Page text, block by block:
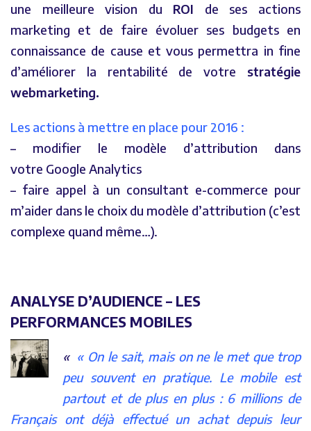
une meilleure vision du ROI de ses actions
marketing et de faire évoluer ses budgets en
connaissance de cause et vous permettra in fine
d’améliorer la rentabilité de votre stratégie
webmarketing.
Les actions à mettre en place pour 2016 :
– modifier le modèle d’attribution dans
votre Google Analytics
– faire appel à un consultant e-commerce pour
m’aider dans le choix du modèle d’attribution (c’est
complexe quand même…).
ANALYSE D’AUDIENCE – LES
PERFORMANCES MOBILES
« On le sait, mais on ne le met que trop
peu souvent en pratique. Le mobile est
partout et de plus en plus : 6 millions de
Français ont déjà effectué un achat depuis leur